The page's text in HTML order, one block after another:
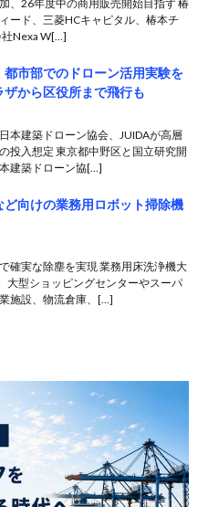
、26年度中の商用販売開始目指す 椿
ード、三菱HCキャピタル、椿本チ
社Nexa W[…]
都市部でのドローン活用実験を
から区役所まで飛行も
本建築ドローン協会、JUIDAが高層
投入想定 東京都中野区と国立研究開
建築ドローン協[…]
ど向けの業務用ロボット掃除機
確実な除塵を実現 業務用床洗浄機大
大型ショッピングセンターやスーパ
施設、物流倉庫、[…]